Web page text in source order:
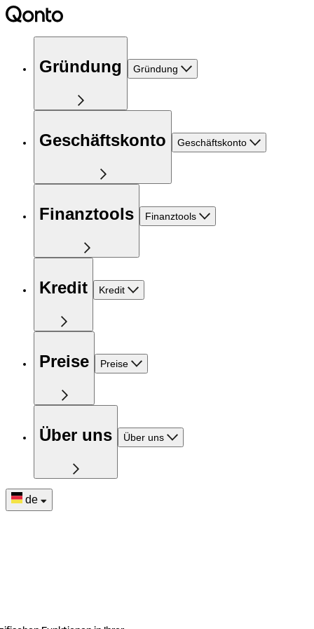
Gründung Gründung
Geschäftskonto Geschäftskonto
Finanztools Finanztools
Kredit Kredit
Preise Preise
Über uns Über uns
de